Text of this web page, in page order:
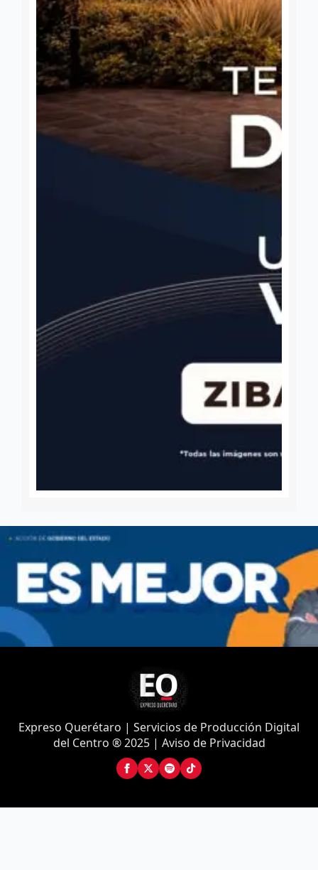
Expreso Querétaro | Servicios de Producción Digital
del Centro ® 2025 | Aviso de Privacidad